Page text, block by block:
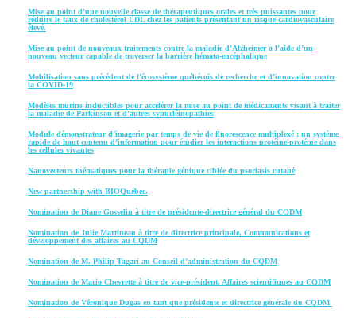
Mise au point d’une nouvelle classe de thérapeutiques orales et très puissantes pour
réduire le taux de cholestérol LDL chez les patients présentant un risque cardiovasculaire
élevé.
Mise au point de nouveaux traitements contre la maladie d’Alzheimer à l’aide d’un
nouveau vecteur capable de traverser la barrière hémato-encéphalique
Mobilisation sans précédent de l’écosystème québécois de recherche et d’innovation contre
la COVID-19
Modèles murins inductibles pour accélérer la mise au point de médicaments visant à traiter
la maladie de Parkinson et d’autres synucléinopathies
Module démonstrateur d’imagerie par temps de vie de fluorescence multiplexé : un système
rapide de haut contenu d’information pour étudier les interactions protéine-protéine dans
les cellules vivantes
Nanovecteurs thématiques pour la thérapie génique ciblée du psoriasis cutané
New partnership with BIOQuébec.
Nomination de Diane Gosselin à titre de présidente-directrice général du CQDM
Nomination de Julie Martineau à titre de directrice principale, Communications et
développement des affaires au CQDM
Nomination de M. Philip Tagari au Conseil d’administration du CQDM
Nomination de Mario Chevrette à titre de vice-président, Affaires scientifiques au CQDM
Nomination de Véronique Dugas en tant que présidente et directrice générale du CQDM